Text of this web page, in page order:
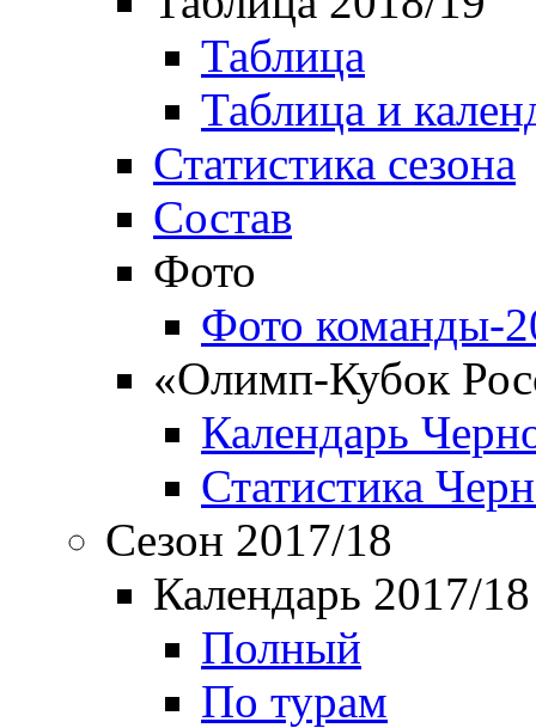
Таблица
Таблица и
Статистика сезона
Состав
Фото
Фото команды-
«Олимп-Кубок
Календарь
Статистика
Сезон 2017/18
Календарь 2017/18
Полный
По турам